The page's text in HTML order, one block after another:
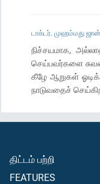
டாக்டர். முஹம்மது
நிச்சயமாக,
செய்பவர்களை
கீழே ஆறுகள்
நாடுவதைச்
திட்டம் பற்றி
FEATURES